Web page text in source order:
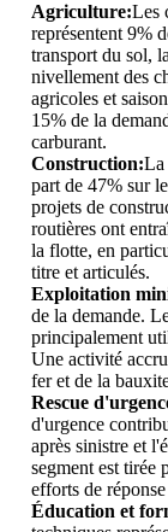
Agriculture:Les
représentent 9%
transport du sol,
nivellement des
agricoles et
15% de la
carburant.
Construction:La
part de 47% sur
projets de
routières ont
la flotte, en
titre et articulés.
Exploitation
de la demande.
principalement
Une activité
fer et de la
Rescue
d'urgence
après sinistre et
segment est tirée
efforts de
Éducation et